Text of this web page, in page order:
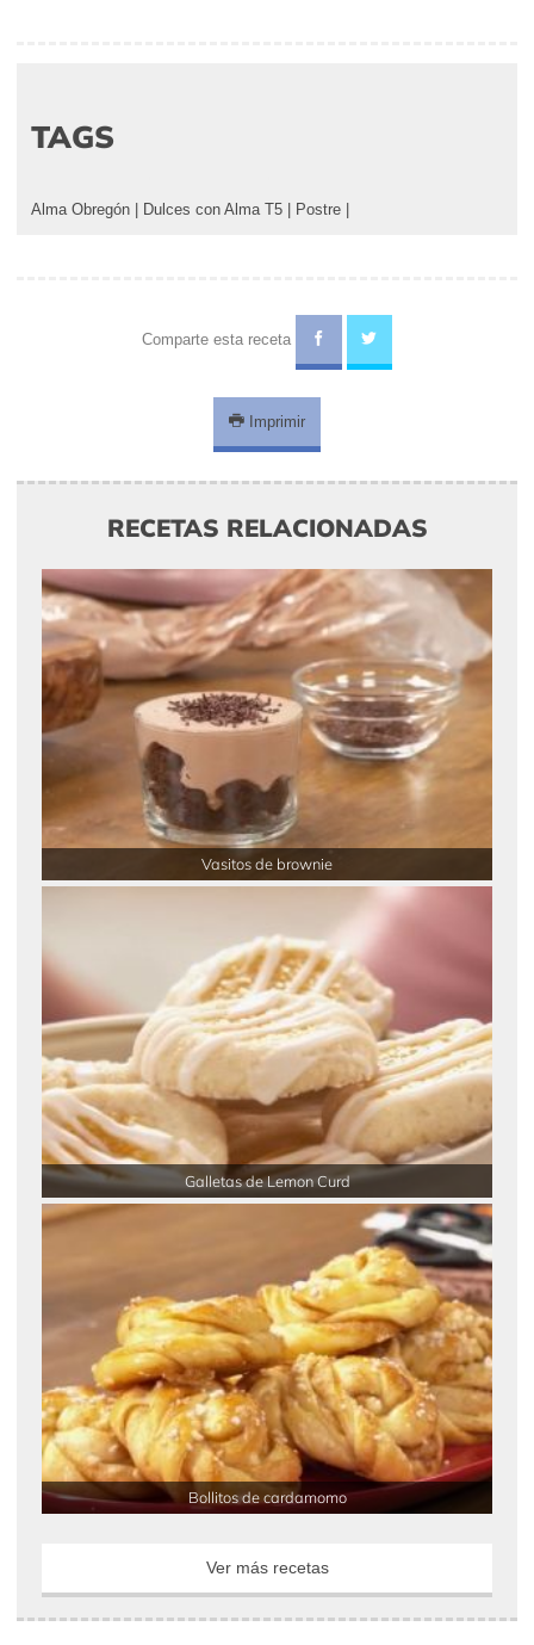
TAGS
Alma Obregón Dulces con Alma T5 Postre
Comparte esta receta
Imprimir
RECETAS RELACIONADAS
Vasitos de brownie
Galletas de Lemon Curd
Bollitos de cardamomo
Ver más recetas